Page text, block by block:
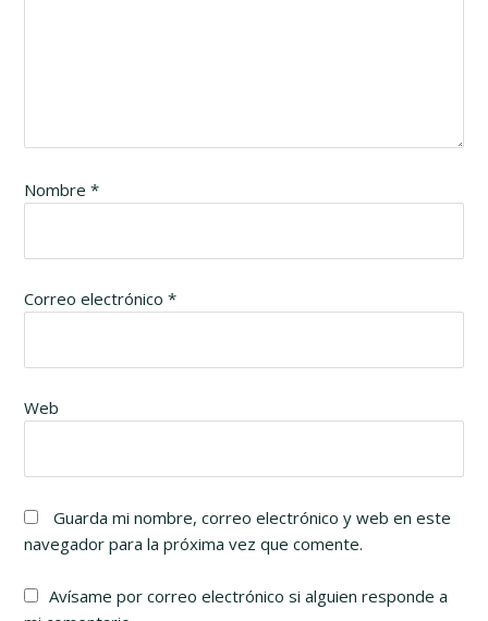
Nombre*
Correo electrónico*
Web
Guarda mi nombre, correo electrónico y web en este
navegador para la próxima vez que comente.
Avísame por correo electrónico si alguien responde a